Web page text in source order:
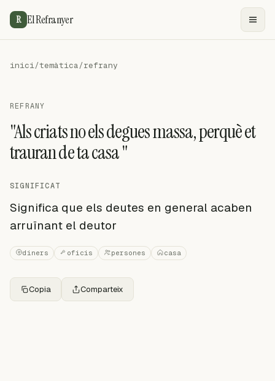
R El Refranyer
inici/temàtica/refrany
REFRANY
"Als criats no els degues massa, perquè et
trauran de ta casa "
SIGNIFICAT
Significa que els deutes en general acaben
arruïnant el deutor
diners oficis persones casa
Copia Comparteix